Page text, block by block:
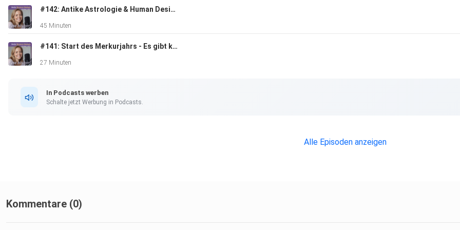
More - Business School" ein. Dort bekommst du die komplette
Anleitung, wie du dein Business ganz in deiner Energie
#142: Antike Astrologie & Human Design - Gespräch mit Carina Harsch
45 Minuten
#141: Start des Merkurjahrs - Es gibt kein zurück mehr!
27 Minuten
In Podcasts werben
Schalte jetzt Werbung in Podcasts.
Alle Episoden anzeigen
Kommentare (0)